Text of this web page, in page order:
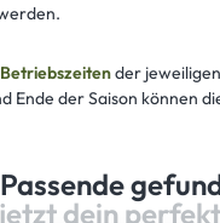
Betriebszeitender
Ende der Saison können
dein